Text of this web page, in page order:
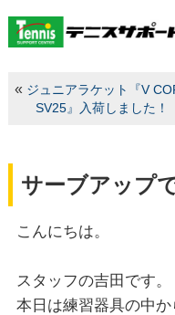
« ジュニアラケット『V
SV25』入荷しました！
サーブアップ
こんにちは。
スタッフの吉田です。
本日は練習器具の中